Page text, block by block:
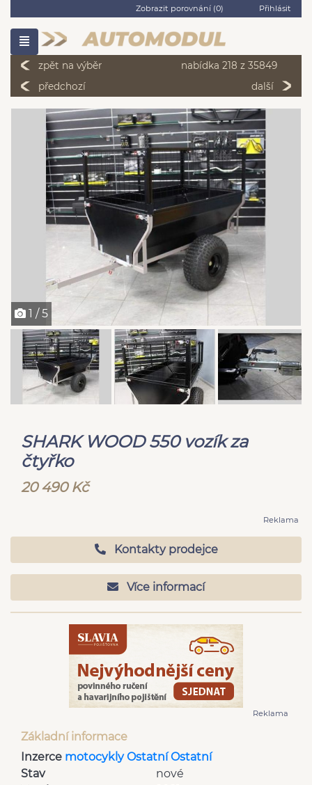
Zobrazit porovnání (0) Přihlásit
zpět na výběr
nabídka 218 z 35849
předchozí
další
1 / 5
SHARK WOOD 550 vozík za
čtyřko
20 490 Kč
Reklama
Kontakty prodejce
Více informací
Reklama
Základní informace
Inzerce motocykly Ostatní Ostatní
Stav
nové